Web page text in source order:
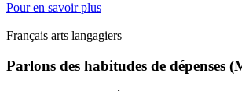
Pour en savoir plus
Français arts langagiers
Parlons des habitudes de dépenses